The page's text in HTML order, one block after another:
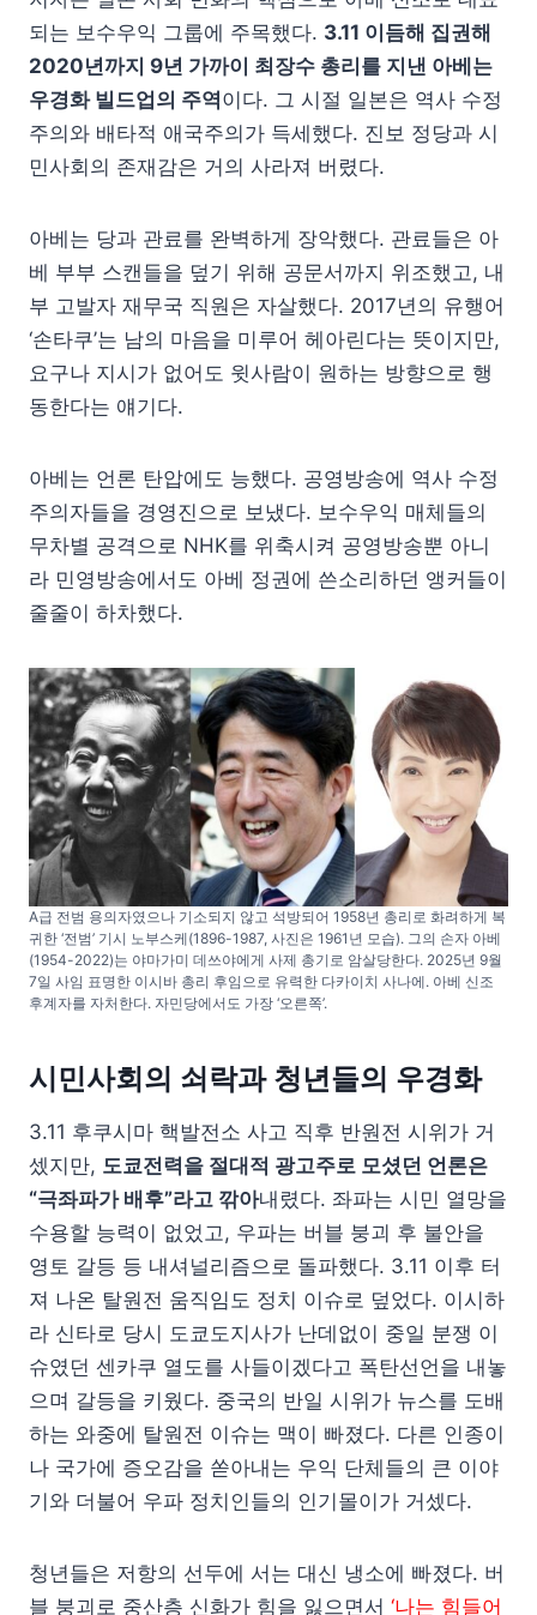
되는 보수우익 그룹에 주목했다. 3.11 이듬해 집권해
2020년까지 9년 가까이 최장수 총리를 지낸 아베는
우경화 빌드업의 주역이다. 그 시절 일본은 역사 수정
주의와 배타적 애국주의가 득세했다. 진보 정당과 시
민사회의 존재감은 거의 사라져 버렸다.
아베는 당과 관료를 완벽하게 장악했다. 관료들은 아
베 부부 스캔들을 덮기 위해 공문서까지 위조했고, 내
부 고발자 재무국 직원은 자살했다. 2017년의 유행어
‘손타쿠’는 남의 마음을 미루어 헤아린다는 뜻이지만,
요구나 지시가 없어도 윗사람이 원하는 방향으로 행
동한다는 얘기다.
아베는 언론 탄압에도 능했다. 공영방송에 역사 수정
주의자들을 경영진으로 보냈다. 보수우익 매체들의
무차별 공격으로 NHK를 위축시켜 공영방송뿐 아니
라 민영방송에서도 아베 정권에 쓴소리하던 앵커들이
줄줄이 하차했다.
A급 전범 용의자였으나 기소되지 않고 석방되어 1958년 총리로 화려하게 복
귀한 ‘전범’ 기시 노부스케(1896-1987, 사진은 1961년 모습). 그의 손자 아베
(1954-2022)는 야마가미 데쓰야에게 사제 총기로 암살당한다. 2025년 9월
7일 사임 표명한 이시바 총리 후임으로 유력한 다카이치 사나에. 아베 신조
후계자를 자처한다. 자민당에서도 가장 ‘오른쪽’.
시민사회의 쇠락과 청년들의 우경화
3.11 후쿠시마 핵발전소 사고 직후 반원전 시위가 거
셌지만, 도쿄전력을 절대적 광고주로 모셨던 언론은
“극좌파가 배후”라고 깎아내렸다. 좌파는 시민 열망을
수용할 능력이 없었고, 우파는 버블 붕괴 후 불안을
영토 갈등 등 내셔널리즘으로 돌파했다. 3.11 이후 터
져 나온 탈원전 움직임도 정치 이슈로 덮었다. 이시하
라 신타로 당시 도쿄도지사가 난데없이 중일 분쟁 이
슈였던 센카쿠 열도를 사들이겠다고 폭탄선언을 내놓
으며 갈등을 키웠다. 중국의 반일 시위가 뉴스를 도배
하는 와중에 탈원전 이슈는 맥이 빠졌다. 다른 인종이
나 국가에 증오감을 쏟아내는 우익 단체들의 큰 이야
기와 더불어 우파 정치인들의 인기몰이가 거셌다.
청년들은 저항의 선두에 서는 대신 냉소에 빠졌다. 버
블 붕괴로 중산층 신화가 힘을 잃으면서 ‘나는 힘들어